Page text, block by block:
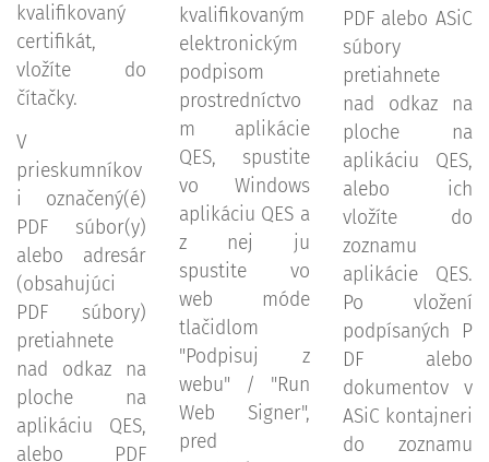
kvalifikovaný
certifikát,
vložíte do
čítačky.
V
prieskumníkov
i označený(é)
PDF súbor(y)
alebo adresár
(obsahujúci
PDF súbory)
pretiahnete
nad odkaz na
ploche na
aplikáciu QES,
alebo PDF
kvalifikovaným
elektronickým
podpisom
prostredníctvo
m aplikácie
QES, spustite
vo Windows
aplikáciu QES a
z nej ju
spustite vo
web móde
tlačidlom
"Podpisuj z
webu" / "Run
Web Signer",
pred
PDF alebo ASiC
súbory
pretiahnete
nad odkaz na
ploche na
aplikáciu QES,
alebo ich
vložíte do
zoznamu
aplikácie QES.
Po vložení
podpísaných P
DF alebo
dokumentov v
ASiC kontajneri
do zoznamu